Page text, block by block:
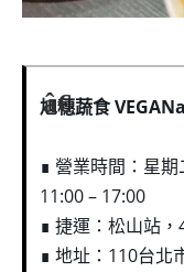
旭穗蔬食
∎ 營業時間：星
11:00 – 17:00
∎ 捷運：松山站
∎ 地址：110台北